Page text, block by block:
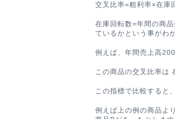
交叉比率=粗利率×在庫
在庫回転数=年間の商
ているかという事がわ
例えば、年間売上高
この商品の交叉比率は
この指標で比較すると
例えば上の例の商品よ